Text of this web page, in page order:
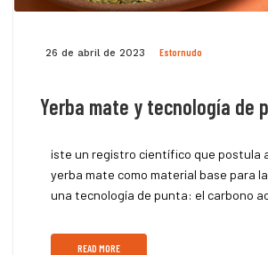
26 de abril de 2023 Estornudo
Yerba mate y tecnología de
iste un registro científico que postula
yerba mate como material base para
una tecnología de punta: el carbono
READ MORE